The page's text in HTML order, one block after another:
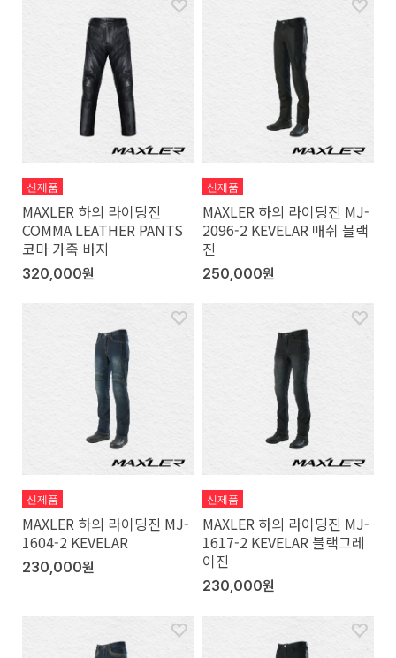
신제품
MAXLER 하의 라이딩진
COMMA LEATHER PANTS
코마 가죽 바지
320,000원
신제품
MAXLER 하의 라이딩진 MJ-
2096-2 KEVELAR 매쉬 블랙
진
250,000원
신제품
MAXLER 하의 라이딩진 MJ-
1604-2 KEVELAR
230,000원
신제품
MAXLER 하의 라이딩진 MJ-
1617-2 KEVELAR 블랙그레
이진
230,000원